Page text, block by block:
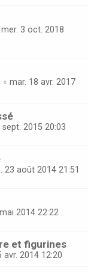
mer. 3 oct. 2018
« mar. 18 avr. 2017
sept. 2015 20:03
23 août 2014 21:51
2014 22:22
et figurines
avr. 2014 12:20